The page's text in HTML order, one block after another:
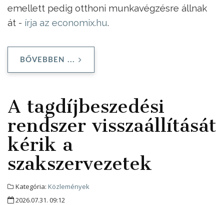
emellett pedig otthoni munkavégzésre állnak
át - írja az economix.hu.
BŐVEBBEN ...
A tagdíjbeszedési
rendszer visszaállítását
kérik a
szakszervezetek
Kategória: Közlemények
2026.07.31. 09:12